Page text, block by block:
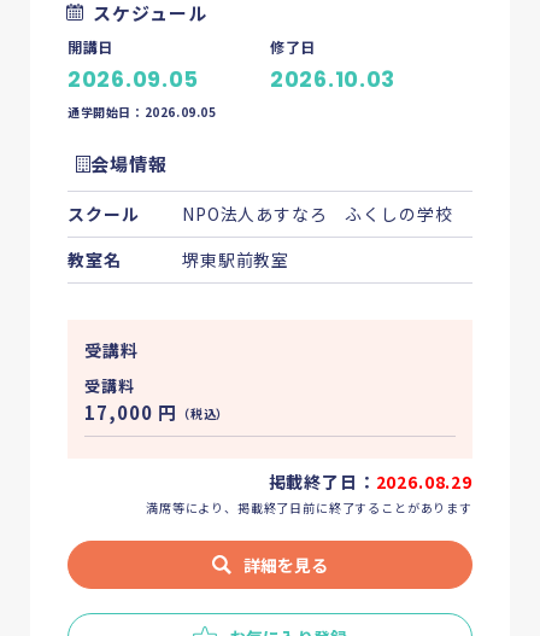
スケジュール
開講日
2026.09.05
修了日
2026.10.03
通学開始日：2026.09.05
会場情報
スクール
NPO法人あすなろ ふくしの学校
教室名
堺東駅前教室
受講料
受講料
17,000 円 （税込）
掲載終了日： 2026.08.29
満席等により、掲載終了日前に終了することがあります
詳細を見る